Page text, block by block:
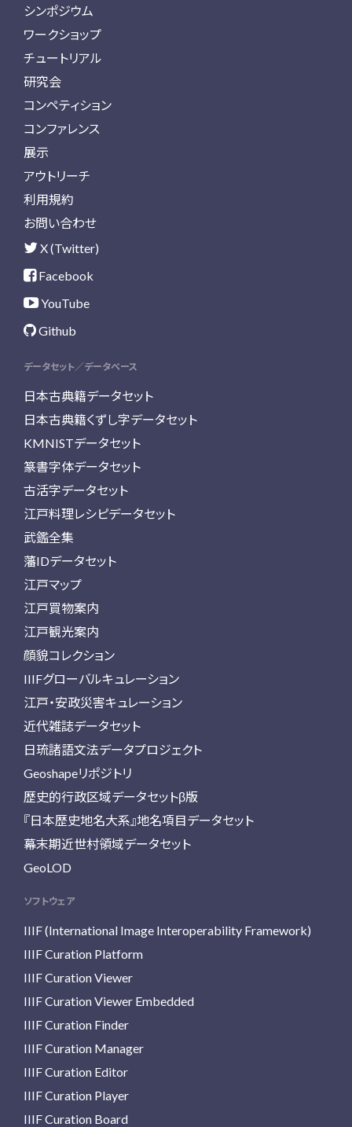
シンポジウム
ワークショップ
チュートリアル
研究会
コンペティション
コンファレンス
展示
アウトリーチ
利用規約
お問い合わせ
X (Twitter)
Facebook
YouTube
Github
データセット／データベース
日本古典籍データセット
日本古典籍くずし字データセット
KMNISTデータセット
篆書字体データセット
古活字データセット
江戸料理レシピデータセット
武鑑全集
藩IDデータセット
江戸マップ
江戸買物案内
江戸観光案内
顔貌コレクション
IIIFグローバルキュレーション
江戸・安政災害キュレーション
近代雑誌データセット
日琉諸語文法データプロジェクト
Geoshapeリポジトリ
歴史的行政区域データセットβ版
『日本歴史地名大系』地名項目データセット
幕末期近世村領域データセット
GeoLOD
ソフトウェア
IIIF (International Image Interoperability Framework)
IIIF Curation Platform
IIIF Curation Viewer
IIIF Curation Viewer Embedded
IIIF Curation Finder
IIIF Curation Manager
IIIF Curation Editor
IIIF Curation Player
IIIF Curation Board